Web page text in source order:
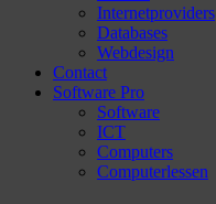
Internetproviders
Databases
Webdesign
Contact
Software Pro
Software
ICT
Computers
Computerlessen